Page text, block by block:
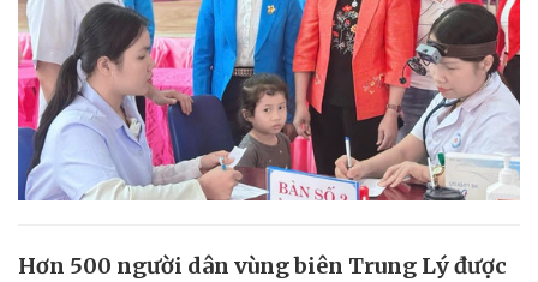
Hơn 500 người dân vùng biên Trung Lý được